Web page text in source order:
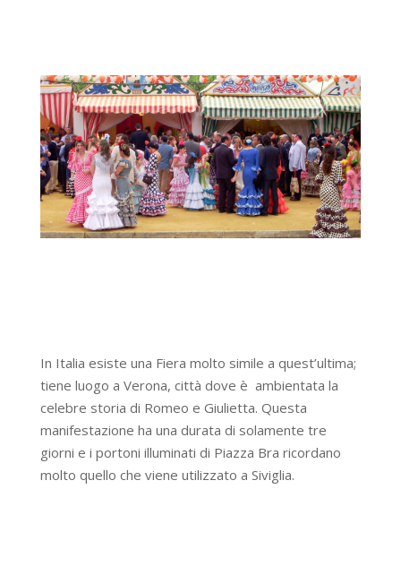
In Italia esiste una Fiera molto simile a quest’ultima;
tiene luogo a Verona, città dove è ambientata la
celebre storia di Romeo e Giulietta. Questa
manifestazione ha una durata di solamente tre
giorni e i portoni illuminati di Piazza Bra ricordano
molto quello che viene utilizzato a Siviglia.